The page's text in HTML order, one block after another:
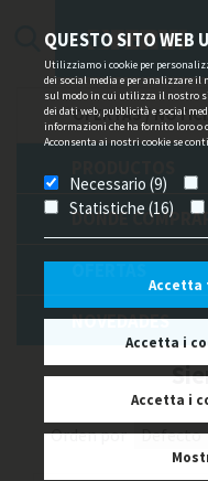
QUESTO SITO WEB
Utilizziamo i cookie per
dei social media e per analizzare
sul modo in cui utilizza il nostro
dei dati web, pubblicità e social
informazioni che ha fornito loro o
Acconsenta ai nostri cookie se
Necessario (9)
Statistiche (16)
Accetta
Accetta i
Accetta i
OFERTAS /
DÓNDE COMPRAR
OFERTAS
NOVEDADES
Orden por